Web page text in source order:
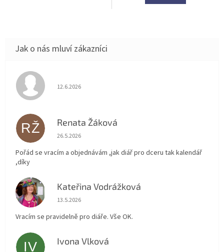
Hodnocení obchodu je 5 z 5 hvězdiček.
12.6.2026
RŽ Renata Žáková
Hodnocení obchodu je 5 z 5 hvězdiček.
26.5.2026
Pořád se vracím a objednávám ,jak diář pro dceru tak kalendář
,díky
KV Kateřina Vodrážková
Hodnocení obchodu je 5 z 5 hvězdiček.
13.5.2026
Vracím se pravidelně pro diáře. Vše OK.
IV Ivona Vlková